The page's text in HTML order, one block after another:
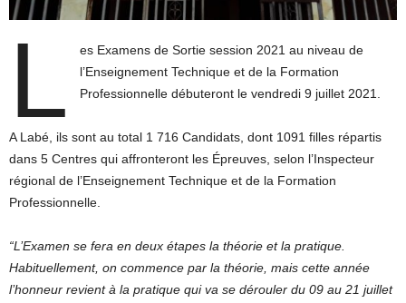
L
es Examens de Sortie session 2021 au niveau de
l’Enseignement Technique et de la Formation
Professionnelle débuteront le vendredi 9 juillet 2021.
A Labé, ils sont au total 1 716 Candidats, dont 1091 filles répartis
dans 5 Centres qui affronteront les Épreuves, selon l’Inspecteur
régional de l’Enseignement Technique et de la Formation
Professionnelle.
“L’Examen se fera en deux étapes la théorie et la pratique.
Habituellement, on commence par la théorie, mais cette année
l’honneur revient à la pratique qui va se dérouler du 09 au 21 juillet